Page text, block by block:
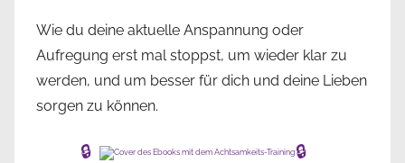
Wie du deine aktuelle Anspannung oder
Aufregung erst mal stoppst, um wieder klar zu
werden, und um besser für dich und deine Lieben
sorgen zu können.
🔒 🔒